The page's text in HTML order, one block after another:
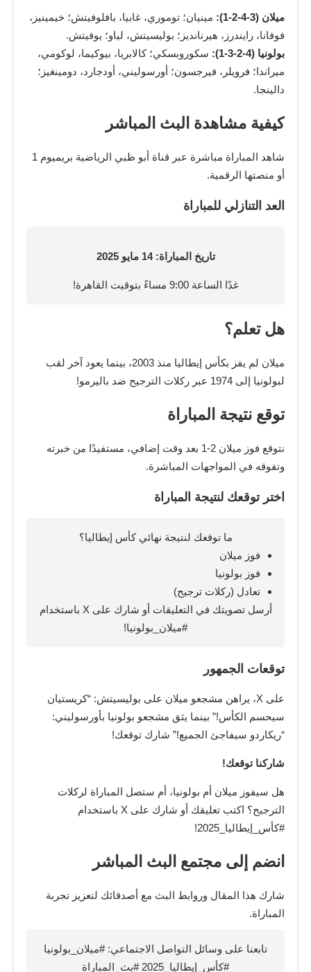
ميلان (3-4-2-1):
مينيان؛ توموري، غابيا، بافلوفيتش؛ خيمينيز،
فوفانا، رايندرز، هيرنانديز؛ بوليسيتش، لياو؛ يوفيتش.
بولونيا (4-2-3-1):
سكوروبسكي؛ كالابريا، بيوكيما، لوكومي،
ميراندا؛ فرويلر، فيرجسون؛ أورسوليني، أودجارد، دومينغيز؛
دالينجا.
كيفية مشاهدة البث المباشر
شاهد المباراة مباشرة عبر قناة أبو ظبي الرياضية بريميوم 1
أو منصتها الرقمية.
العد التنازلي للمباراة
تاريخ المباراة: 14 مايو 2025
غدًا الساعة 9:00 مساءً بتوقيت القاهرة!
هل تعلم؟
ميلان لم يفز بكأس إيطاليا منذ 2003، بينما يعود آخر لقب
لبولونيا إلى 1974 عبر ركلات الترجيح ضد باليرمو!
توقع نتيجة المباراة
نتوقع فوز ميلان 2-1 بعد وقت إضافي، مستفيدًا من خبرته
وتفوقه في المواجهات المباشرة.
اختر توقعك لنتيجة المباراة
ما توقعك لنتيجة نهائي كأس إيطاليا؟
فوز ميلان
فوز بولونيا
تعادل (ركلات ترجيح)
أرسل تصويتك في التعليقات أو شارك على X باستخدام
#ميلان_بولونيا!
توقعات الجمهور
على X، يراهن مشجعو ميلان على بوليسيتش: “كريستيان
سيحسم الكأس!” بينما يثق مشجعو بولونيا بأورسوليني:
“ريكاردو سيفاجئ الجميع!” شارك توقعك!
شاركنا توقعك!
هل سيفوز ميلان أم بولونيا، أم ستصل المباراة لركلات
الترجيح؟ اكتب تعليقك أو شارك على X باستخدام
#كأس_إيطاليا_2025!
انضم إلى مجتمع البث المباشر
شارك هذا المقال وروابط البث مع أصدقائك لتعزيز تجربة
المباراة.
تابعنا على وسائل التواصل الاجتماعي: #ميلان_بولونيا
#كأس_إيطاليا_2025 #بث_المباراة